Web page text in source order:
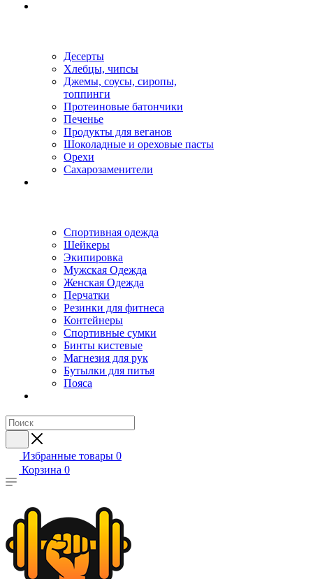
Десерты
Хлебцы, чипсы
Джемы, соусы, сиропы,
топпинги
Протеиновые батончики
Печенье
Продукты для веганов
Шоколадные и ореховые пасты
Орехи
Сахарозаменители
Спортивная одежда
Шейкеры
Экипировка
Мужская Одежда
Женская Одежда
Перчатки
Резинки для фитнеса
Контейнеры
Спортивные сумки
Бинты кистевые
Магнезия для рук
Бутылки для питья
Пояса
Избранные товары 0
Корзина 0